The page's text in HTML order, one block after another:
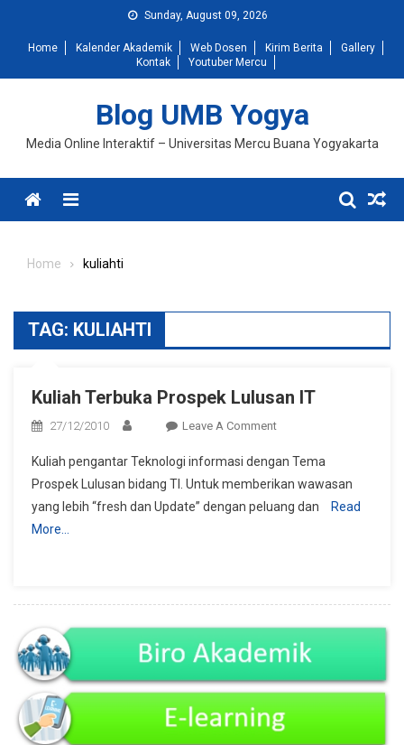
content
Sunday, August 09, 2026
Home Kalender Akademik Web Dosen Kirim Berita
Gallery
Kontak
Youtuber Mercu
Blog UMB Yogya
Media Online Interaktif – Universitas Mercu Buana Yogyakarta
Menu
Home kuliahti
TAG: KULIAHTI
Kuliah Terbuka Prospek Lulusan IT
27/12/2010 Leave A CommentOn
Terbuka
Prospek
Lulusan
Kuliah pengantar Teknologi informasi dengan Tema
Prospek Lulusan bidang TI. Untuk memberikan wawasan
yang lebih “fresh dan Update” dengan peluang dan
Read
More…